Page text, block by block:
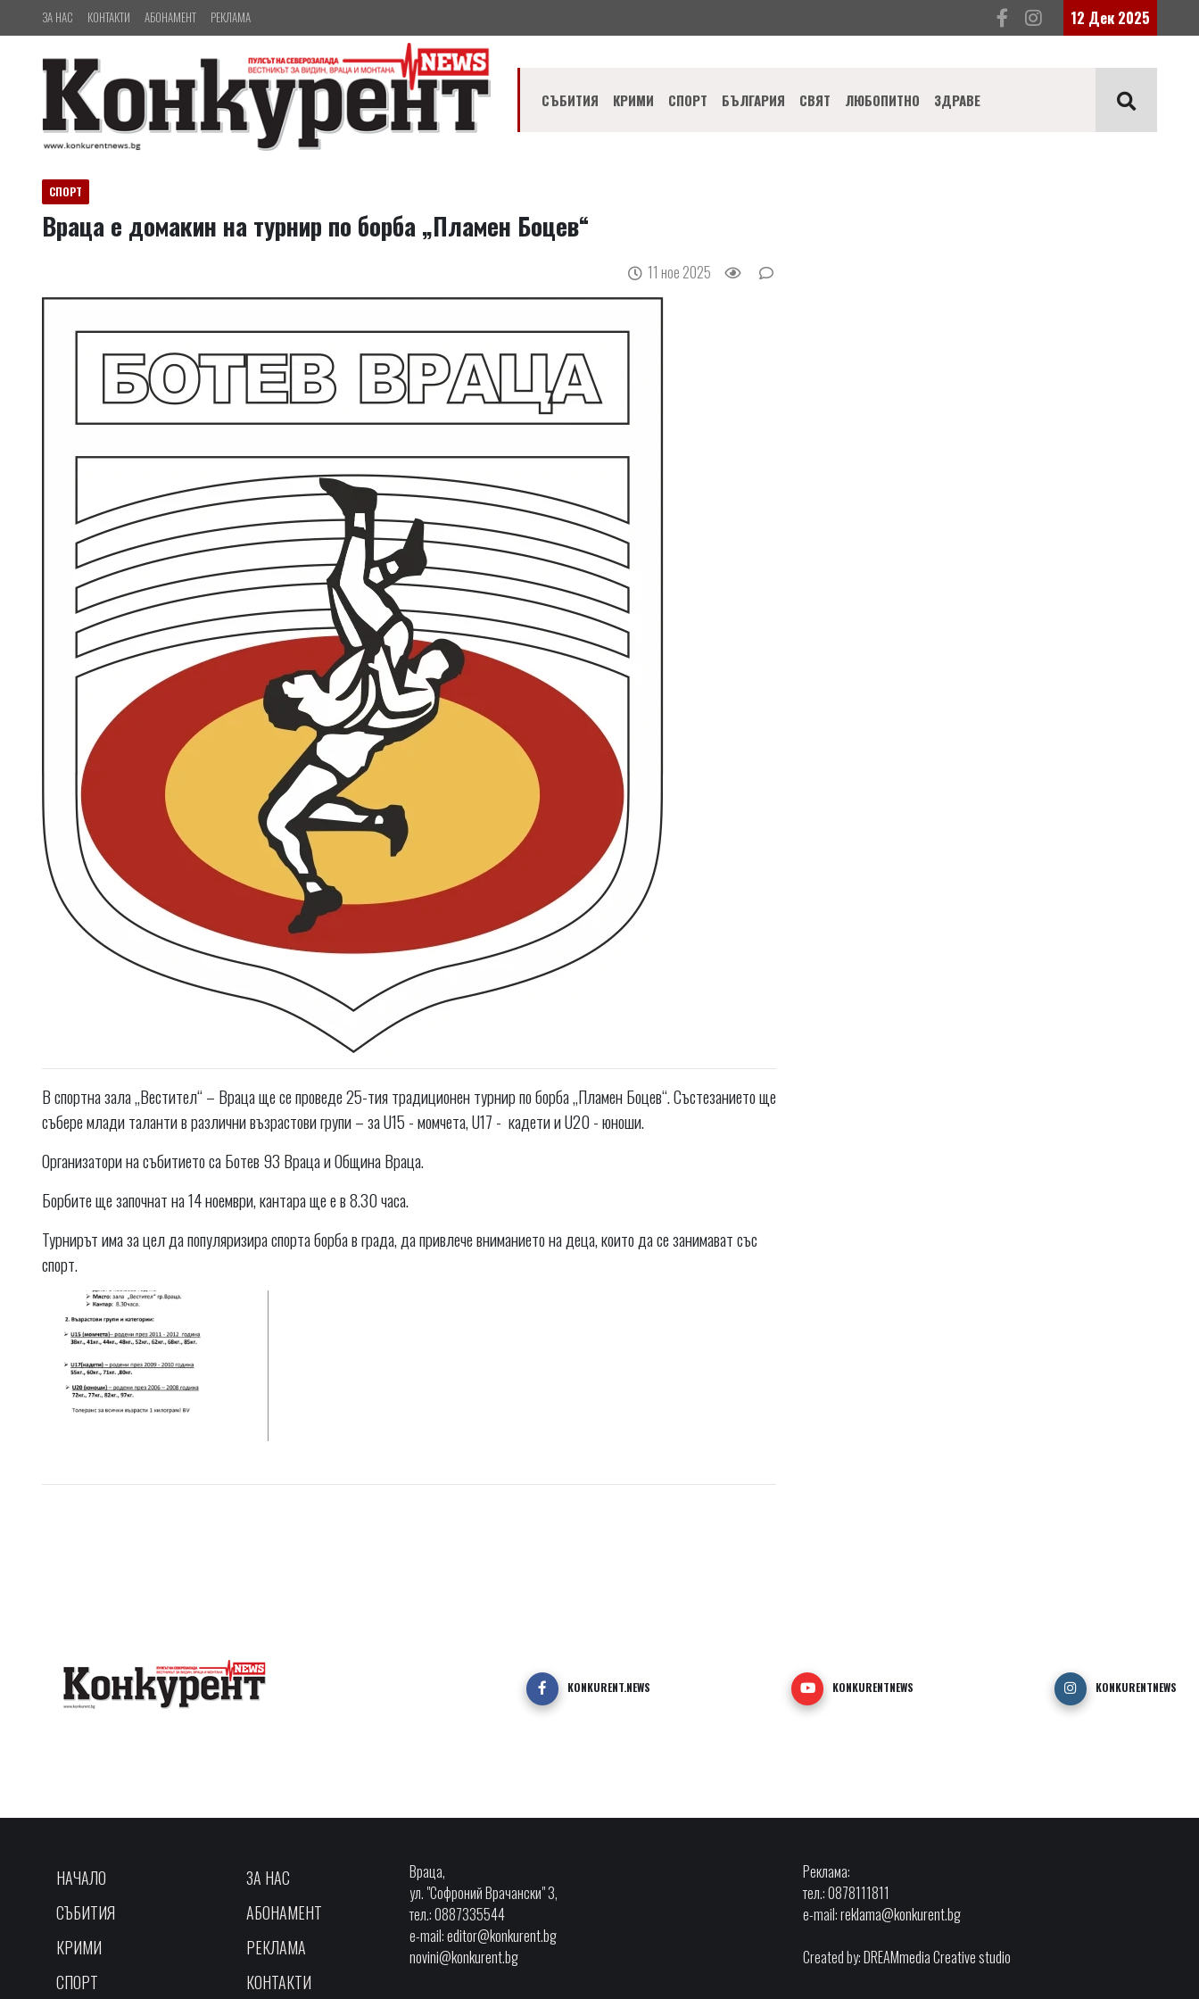
ЗА НАС КОНТАКТИ АБОНАМЕНТ РЕКЛАМА 12 Дек 2025
СЪБИТИЯ КРИМИ СПОРТ БЪЛГАРИЯ СВЯТ ЛЮБОПИТНО ЗДРАВЕ
СПОРТ
Враца е домакин на турнир по борба „Пламен Боцев“
11 ное 2025
В спортна зала „Вестител“ – Враца ще се проведе 25-тия традиционен турнир по борба „Пламен Боцев“. Състезанието ще
събере млади таланти в различни възрастови групи – за U15 - момчета, U17 - кадети и U20 - юноши.
Организатори на събитието са Ботев 93 Враца и Община Враца.
Борбите ще започнат на 14 ноември, кантара ще е в 8.30 часа.
Турнирът има за цел да популяризира спорта борба в града, да привлече вниманието на деца, които да се занимават със
спорт.
KONKURENT.NEWS KONKURENTNEWS KONKURENTNEWS
НАЧАЛО
СЪБИТИЯ
КРИМИ
СПОРТ
ЗА НАС
АБОНАМЕНТ
РЕКЛАМА
КОНТАКТИ
Враца,
ул. "Софроний Врачански" 3,
тел.: 0887335544
e-mail:editor@konkurent.bg
novini@konkurent.bg
Реклама:
тел.: 0878111811
e-mail:reklama@konkurent.bg
Created by:DREAMmedia Creative studio